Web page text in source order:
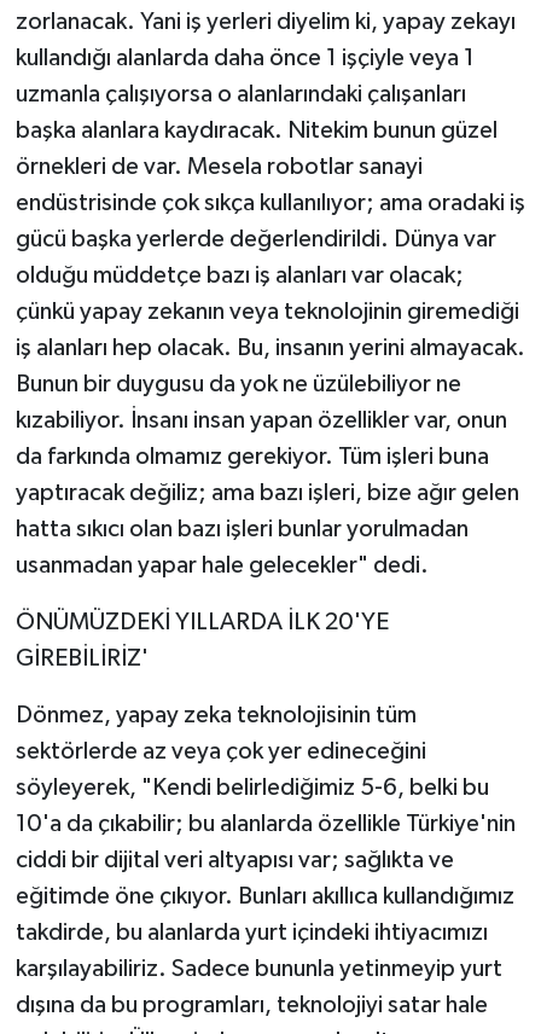
zorlanacak. Yani iş yerleri diyelim ki, yapay zekayı
kullandığı alanlarda daha önce 1 işçiyle veya 1
uzmanla çalışıyorsa o alanlarındaki çalışanları
başka alanlara kaydıracak. Nitekim bunun güzel
örnekleri de var. Mesela robotlar sanayi
endüstrisinde çok sıkça kullanılıyor; ama oradaki iş
gücü başka yerlerde değerlendirildi. Dünya var
olduğu müddetçe bazı iş alanları var olacak;
çünkü yapay zekanın veya teknolojinin giremediği
iş alanları hep olacak. Bu, insanın yerini almayacak.
Bunun bir duygusu da yok ne üzülebiliyor ne
kızabiliyor. İnsanı insan yapan özellikler var, onun
da farkında olmamız gerekiyor. Tüm işleri buna
yaptıracak değiliz; ama bazı işleri, bize ağır gelen
hatta sıkıcı olan bazı işleri bunlar yorulmadan
usanmadan yapar hale gelecekler" dedi.
ÖNÜMÜZDEKİ YILLARDA İLK 20'YE
GİREBİLİRİZ'
Dönmez, yapay zeka teknolojisinin tüm
sektörlerde az veya çok yer edineceğini
söyleyerek, "Kendi belirlediğimiz 5-6, belki bu
10'a da çıkabilir; bu alanlarda özellikle Türkiye'nin
ciddi bir dijital veri altyapısı var; sağlıkta ve
eğitimde öne çıkıyor. Bunları akıllıca kullandığımız
takdirde, bu alanlarda yurt içindeki ihtiyacımızı
karşılayabiliriz. Sadece bununla yetinmeyip yurt
dışına da bu programları, teknolojiyi satar hale